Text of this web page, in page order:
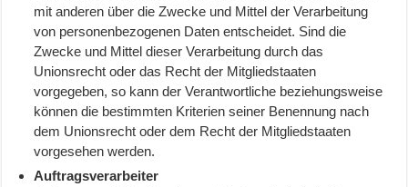
mit anderen über die Zwecke und Mittel der Verarbeitung
von personenbezogenen Daten entscheidet. Sind die
Zwecke und Mittel dieser Verarbeitung durch das
Unionsrecht oder das Recht der Mitgliedstaaten
vorgegeben, so kann der Verantwortliche beziehungsweise
können die bestimmten Kriterien seiner Benennung nach
dem Unionsrecht oder dem Recht der Mitgliedstaaten
vorgesehen werden.
Auftragsverarbeiter